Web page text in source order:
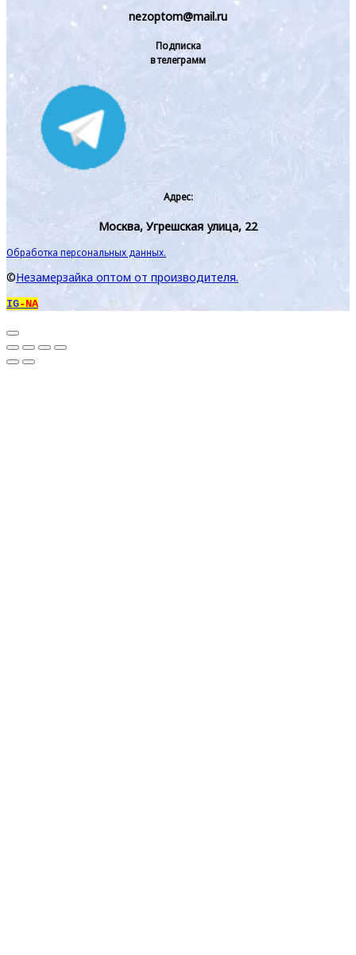
nezoptom@mail.ru
Подписка
в телеграмм
Адрес:
Москва, Угрешская улица, 22
Обработка персональных данных.
©Незамерзайка оптом от производителя.
IG-NA